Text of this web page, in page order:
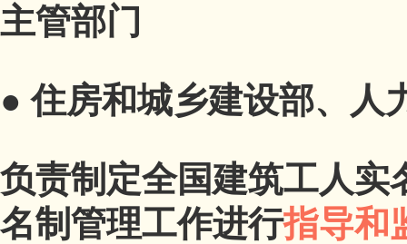
主管部门
● 住房和城乡建设部、人
负责制定全国建筑工人实
名制管理工作进行指导和